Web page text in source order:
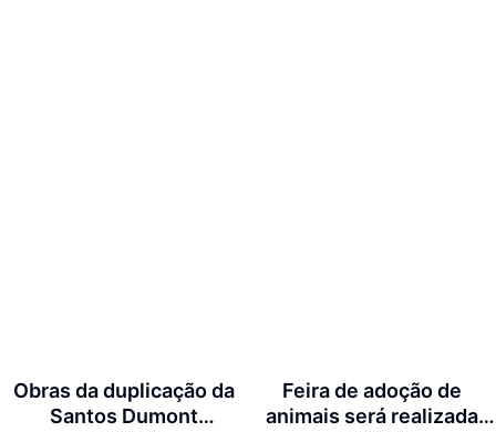
Obras da duplicação da
Santos Dumont
Feira de adoção de
animais será realizada